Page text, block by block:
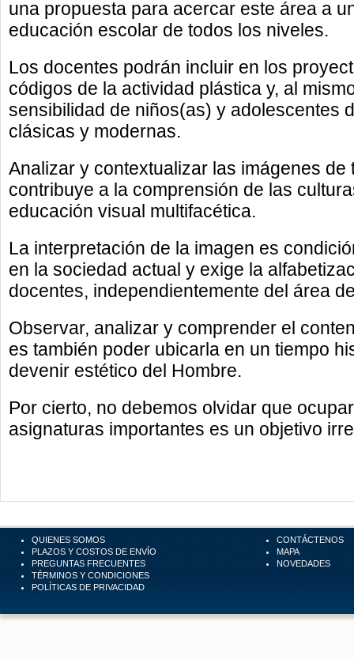
una propuesta para acercar este área a
educación escolar de todos los niveles.
Los docentes podrán incluir en los
códigos de la actividad plástica y, al
sensibilidad de niños(as) y adolescentes
clásicas y modernas.
Analizar y contextualizar las imágenes
contribuye a la comprensión de las
educación visual multifacética.
La interpretación de la imagen es
en la sociedad actual y exige la
docentes, independientemente del área
Observar, analizar y comprender el
es también poder ubicarla en un tiempo
devenir estético del Hombre.
Por cierto, no debemos olvidar que
asignaturas importantes es un objetivo
QUIENES SOMOS
PLAZOS Y COSTOS DE ENVÍO
PREGUNTAS FRECUENTES
TÉRMINOS Y CONDICIONES
POLÍTICAS DE PRIVACIDAD
CONTÁCTENOS
MAPA
NOVEDADES